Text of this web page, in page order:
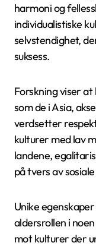
harmoni og
individualistiske
selvstendighet,
suksess.
Forskning viser
som de i Asia,
verdsetter
kulturer med lav
landene,
på tvers av
Unike
aldersrollen i
mot kulturer der